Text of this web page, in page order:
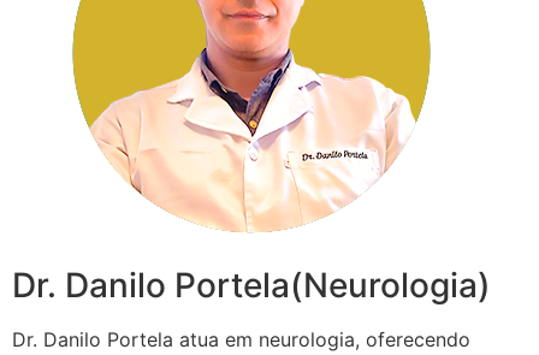
Dr. Danilo Portela(Neurologia)
Dr. Danilo Portela atua em neurologia, oferecendo